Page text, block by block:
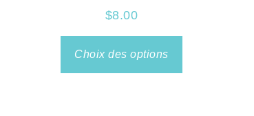
$8.00
Choix des options